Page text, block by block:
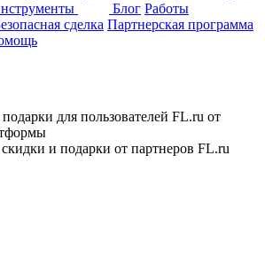
Блог Работы
сделка Партнерская программа
для пользователей FL.ru от
и подарки от партнеров FL.ru